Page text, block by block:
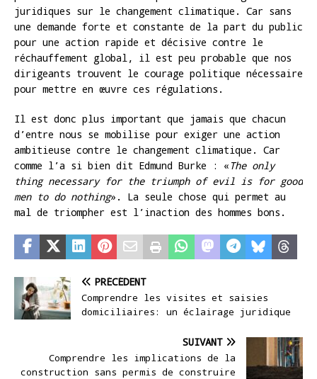
juridiques sur le changement climatique. Car sans
une demande forte et constante de la part du public
pour une action rapide et décisive contre le
réchauffement global, il est peu probable que nos
dirigeants trouvent le courage politique nécessaire
pour mettre en œuvre ces régulations.
Il est donc plus important que jamais que chacun
d’entre nous se mobilise pour exiger une action
ambitieuse contre le changement climatique. Car
comme l’a si bien dit Edmund Burke : « The only
thing necessary for the triumph of evil is for good
men to do nothing». La seule chose qui permet au
mal de triompher est l’inaction des hommes bons.
PRÉCÉDENT
Comprendre les visites et saisies
domiciliaires: un éclairage juridique
SUIVANT
Comprendre les implications de la
construction sans permis de construire